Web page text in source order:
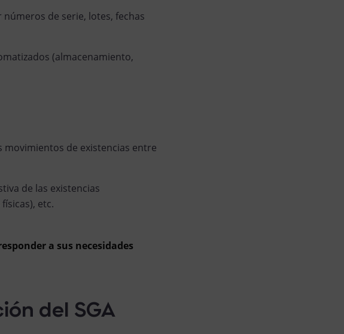
de serie, lotes, fechas
(almacenamiento,
de existencias entre
de las existencias
etc.
a sus necesidades
del SGA